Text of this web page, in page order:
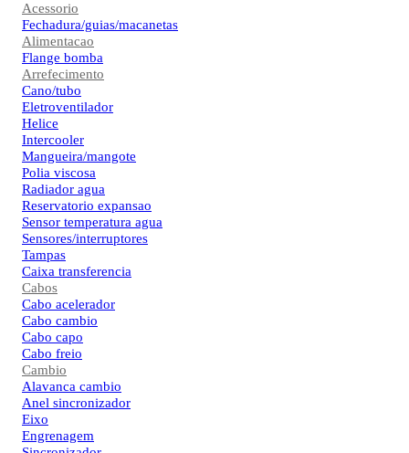
Acessorio
Fechadura/guias/macanetas
Alimentacao
Flange bomba
Arrefecimento
Cano/tubo
Eletroventilador
Helice
Intercooler
Mangueira/mangote
Polia viscosa
Radiador agua
Reservatorio expansao
Sensor temperatura agua
Sensores/interruptores
Tampas
Caixa transferencia
Cabos
Cabo acelerador
Cabo cambio
Cabo capo
Cabo freio
Cambio
Alavanca cambio
Anel sincronizador
Eixo
Engrenagem